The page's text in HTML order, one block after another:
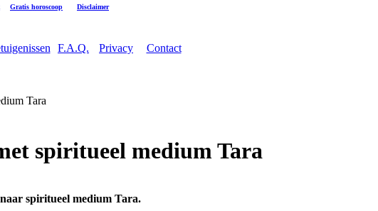
Gratis horoscoop Disclaimer
F.A.Q. Privacy Contact
spiritueel medium Tara
spiritueel medium Tara.